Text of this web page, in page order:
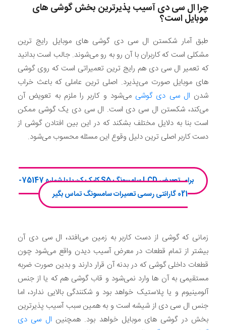
چرا ال سی دی آسیب پذیرترین بخش گوشی های
موبایل است؟
طبق آمار شکستن ال سی دی گوشی های موبایل رایج ترین
مشکلی است که کاربران با آن رو به رو می‌شوند. جالب است بدانید
که تعمیر ال سی دی هم رایج ترین تعمیراتی است که روی گوشی
های موبایل صورت می‌پذیرد. اصلی ترین عاملی که باعث خراب
شدن ال سی دی گوشی می‌شود و کاربر را ملزم به تعویض آن
می‌کند، شکستن ال سی دی است. ال سی دی یک گوشی ممکن
است بنا به دلایل مختلف بشکند که در این بین افتادن گوشی از
دست کاربر اصلی ترین دلیل وقوع این مسئله محسوب می‌شود.
برای تعویض LCD سامسونگ S5 کلیک کن یا با شماره 75147-
021 گارانتی رسمی تعمیرات سامسونگ تماس بگیر
زمانی که گوشی از دست کاربر به زمین می‌افتد، ال سی دی آن
بیشتر از تمام قطعات در معرض آسیب دیدن واقع می‌شود چون
قطعات داخلی گوشی که در بدنه آن قرار دارند و بدین صورت ضربه
مستقیمی به آن ها وارد نمی‌شود و قاب گوشی هم که یا از جنس
آلومینیوم و یا پلاستیک خواهد بود و شکنندگی بالایی ندارد، اما
جنس ال سی دی از شیشه است و به همین سبب آسیب پذیرترین
بخش در گوشی های موبایل خواهد بود. همچنین ال سی دی